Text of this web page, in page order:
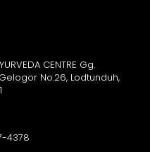
CENTRE Gg.
No.26, Lodtunduh,
4378